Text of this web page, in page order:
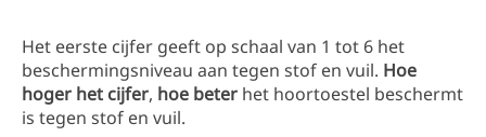
Het eerste cijfer geeft op schaal van 1 tot 6 het
beschermingsniveau aan tegen stof en vuil. Hoe
hoger het cijfer, hoe beter het hoortoestel beschermt
is tegen stof en vuil.